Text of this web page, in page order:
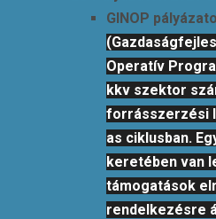
GINOP
Operatív
kkv szektor
forrásszerzési
as ciklusban.
keretében van
támogatások
rendelkezésre